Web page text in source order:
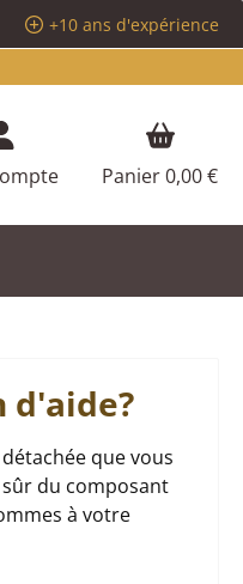
+10 ans d'expérience
0 articles dans votre liste
Panier0,00 €
d'aide?
que vous
du composant
à votre